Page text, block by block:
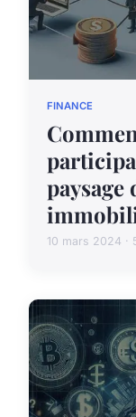
FINANCE
paysage
10 mars 2024 ·